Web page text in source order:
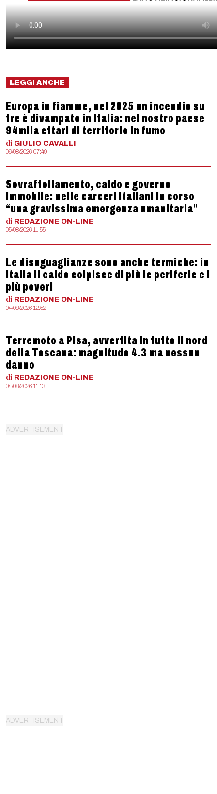
LEGGI ANCHE
Europa in fiamme, nel 2025 un incendio su
tre è divampato in Italia: nel nostro paese
94mila ettari di territorio in fumo
di GIULIO CAVALLI
06/08/2026 07:49
Sovraffollamento, caldo e governo
immobile: nelle carceri italiani in corso
“una gravissima emergenza umanitaria”
di REDAZIONE ON-LINE
05/08/2026 11:55
Le disuguaglianze sono anche termiche: in
Italia il caldo colpisce di più le periferie e i
più poveri
di REDAZIONE ON-LINE
04/08/2026 12:52
Terremoto a Pisa, avvertita in tutto il nord
della Toscana: magnitudo 4.3 ma nessun
danno
di REDAZIONE ON-LINE
04/08/2026 11:13